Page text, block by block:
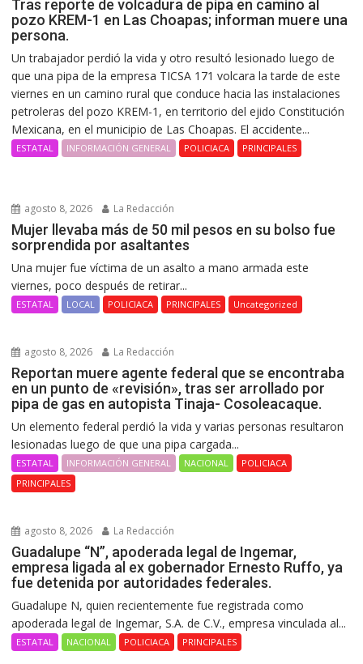
Tras reporte de volcadura de pipa en camino al
pozo KREM-1 en Las Choapas; informan muere una
persona.
Un trabajador perdió la vida y otro resultó lesionado luego de
que una pipa de la empresa TICSA 171 volcara la tarde de este
viernes en un camino rural que conduce hacia las instalaciones
petroleras del pozo KREM-1, en territorio del ejido Constitución
Mexicana, en el municipio de Las Choapas. El accidente...
ESTATAL INFORMACIÓN GENERAL POLICIACA PRINCIPALES
agosto 8, 2026 La Redacción
Mujer llevaba más de 50 mil pesos en su bolso fue
sorprendida por asaltantes
Una mujer fue víctima de un asalto a mano armada este
viernes, poco después de retirar...
ESTATAL LOCAL POLICIACA PRINCIPALES Uncategorized
agosto 8, 2026 La Redacción
Reportan muere agente federal que se encontraba
en un punto de «revisión», tras ser arrollado por
pipa de gas en autopista Tinaja- Cosoleacaque.
Un elemento federal perdió la vida y varias personas resultaron
lesionadas luego de que una pipa cargada...
ESTATAL INFORMACIÓN GENERAL NACIONAL
POLICIACA
PRINCIPALES
agosto 8, 2026 La Redacción
Guadalupe “N”, apoderada legal de Ingemar,
empresa ligada al ex gobernador Ernesto Ruffo, ya
fue detenida por autoridades federales.
Guadalupe N, quien recientemente fue registrada como
apoderada legal de Ingemar, S.A. de C.V., empresa vinculada al...
ESTATAL NACIONAL POLICIACA PRINCIPALES